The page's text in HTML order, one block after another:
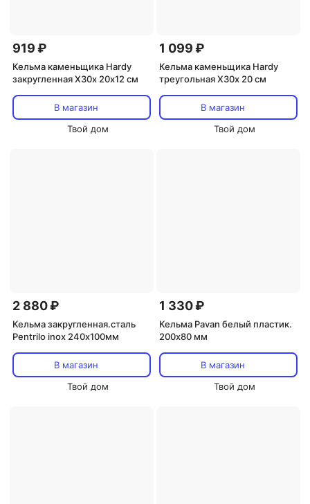
919 ₽
Кельма каменьщика Hardy
закругленная Х30x 20х12 см
В магазин
Твой дом
1 099 ₽
Кельма каменьщика Hardy
треугольная X30x 20 см
В магазин
Твой дом
2 880 ₽
Кельма закругленная.сталь
Pentrilo inox 240х100мм
В магазин
Твой дом
1 330 ₽
Кельма Pavan белый пластик.
200х80 мм
В магазин
Твой дом